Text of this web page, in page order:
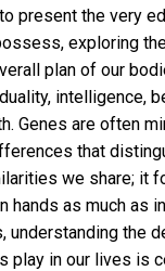
present the very
exploring
plan of our
intelligence,
Genes are often
that
we share; it
hands as much as
understanding the
play in our lives is